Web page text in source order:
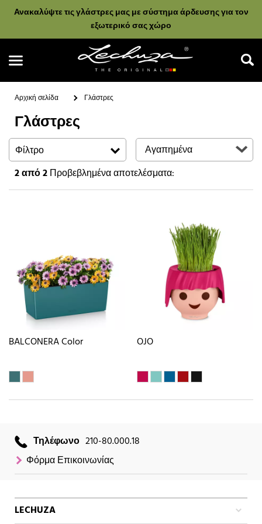
Ανακαλύψτε τις γλάστρες μας με σύστημα άρδευσης για τον
εξωτερικό σας χώρο
Αναζήτηση
Αρχική σελίδα Γλάστρες
Γλάστρες
Φίλτρο
2από 2Προβεβλημένα αποτελέσματα:
BALCONERA Color OJO
Τηλέφωνο 210-80.000.18
Φόρμα Επικοινωνίας
LECHUZA